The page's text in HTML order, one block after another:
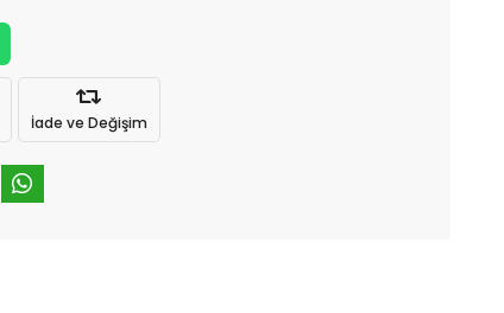
İade ve Değişim